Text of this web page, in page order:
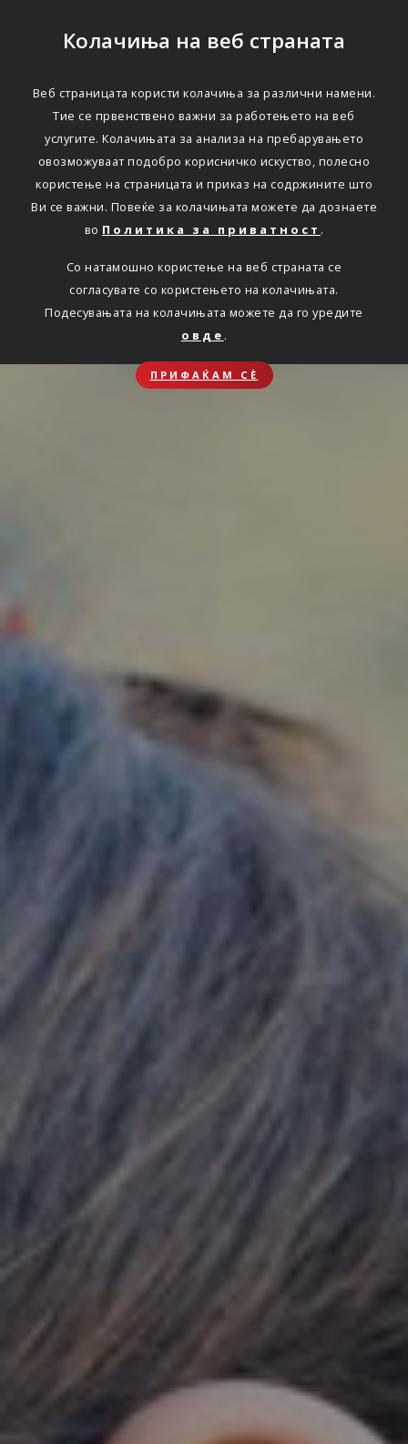
Колачиња на веб страната
Веб страницата користи колачиња за различни намени.
Тие се првенствено важни за работењето на веб
услугите. Колачињата за анализа на пребарувањето
овозможуваат подобро корисничко искуство, полесно
користење на страницата и приказ на содржините што
Ви се важни. Повеќе за колачињата можете да дознаете
во Политика за приватност .
Со натамошно користење на веб страната се
согласувате со користењето на колачињата.
Подесувањата на колачињата можете да го уредите
овде .
ПРИФАЌАМ СЀ